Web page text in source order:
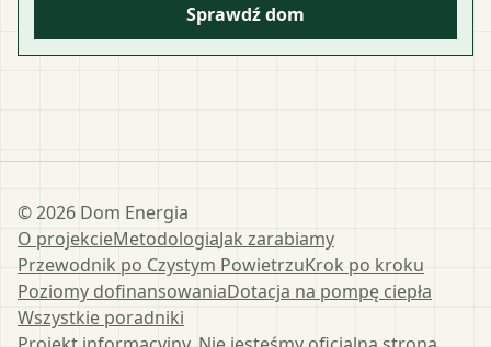
Sprawdź dom
©2026 Dom Energia
O projekcieMetodologiaJak zarabiamy
Przewodnik po Czystym PowietrzuKrok po kroku
Poziomy dofinansowaniaDotacja na pompę ciepła
Wszystkie poradniki